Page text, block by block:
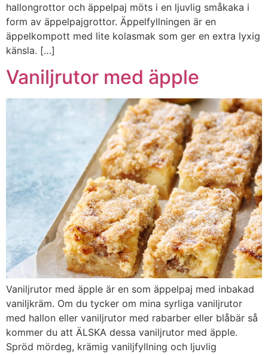
hallongrottor och äppelpaj möts i en ljuvlig småkaka i
form av äppelpajgrottor. Äppelfyllningen är en
äppelkompott med lite kolasmak som ger en extra lyxig
känsla. […]
Vaniljrutor med äpple
Vaniljrutor med äpple är en som äppelpaj med inbakad
vaniljkräm. Om du tycker om mina syrliga vaniljrutor
med hallon eller vaniljrutor med rabarber eller blåbär så
kommer du att ÄLSKA dessa vaniljrutor med äpple.
Spröd mördeg, krämig vaniljfyllning och ljuvlig